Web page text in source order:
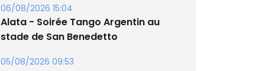
étoiles
06/08/2026 15:04
stade de San Benedetto